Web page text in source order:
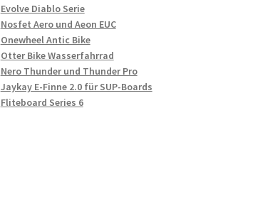
Evolve Diablo Serie
Nosfet Aero und Aeon EUC
Onewheel Antic Bike
Otter Bike Wasserfahrrad
Nero Thunder und Thunder Pro
Jaykay E-Finne 2.0 für SUP-Boards
Fliteboard Series 6